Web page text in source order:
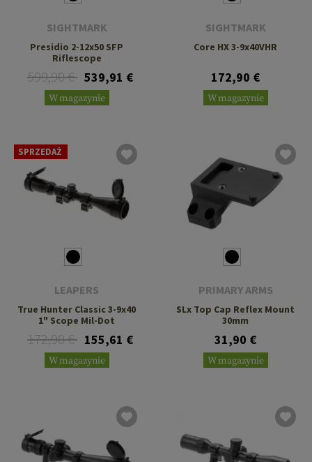
SIGHTMARK
Presidio 2-12x50 SFP
Riflescope
599,90 € 539,91 €
W magazynie
SIGHTMARK
Core HX 3-9x40VHR
172,90 €
W magazynie
SPRZEDAŻ
LEAPERS
True Hunter Classic 3-9x40
1" Scope Mil-Dot
172,90 € 155,61 €
W magazynie
PRIMARY ARMS
SLx Top Cap Reflex Mount
30mm
31,90 €
W magazynie